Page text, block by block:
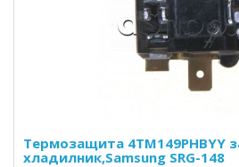
Термозащита 4TM149PHBYY
хладилник,Samsung SRG-148